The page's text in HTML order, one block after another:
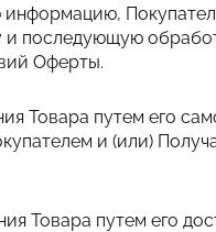
и последующую
Оферты.
Товара путем его
и (или)
Товара путем его